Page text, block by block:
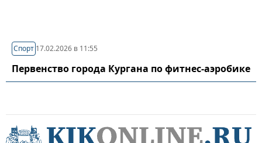
Спорт 17.02.2026 в 11:55
Первенство города Кургана по фитнес-аэробике